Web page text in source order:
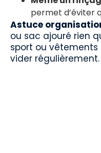
permet d’éviter
Astuce
ou sac ajouré rien
sport ou
vider régulièrement.